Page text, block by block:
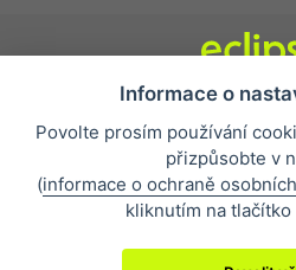
Obchodní
Nejčastější
Ochrana
O
Informace o
Povolte prosím používání
přizpůsobte v
(informace o ochraně
kliknutím na